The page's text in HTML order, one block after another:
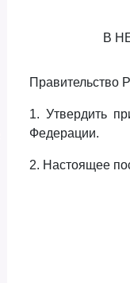
В
Правительство
1. Утвердить
Федерации.
2. Настоящее